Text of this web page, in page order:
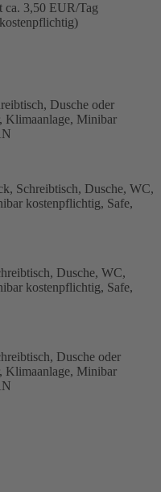
ca. 3,50 EUR/Tag
Dusche oder
Klimaanlage, Minibar
Schreibtisch, Dusche, WC,
kostenpflichtig, Safe,
Dusche, WC,
kostenpflichtig, Safe,
Dusche oder
Klimaanlage, Minibar